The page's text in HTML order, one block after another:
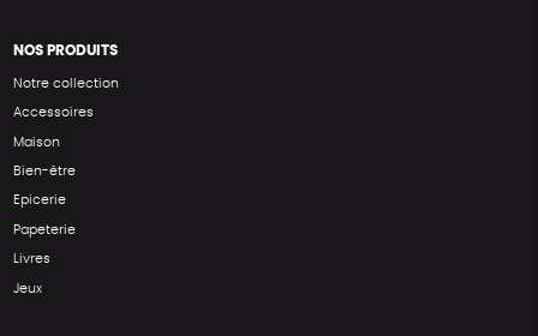
NOS PRODUITS
Notre collection
Accessoires
Maison
Bien-être
Epicerie
Papeterie
Livres
Jeux